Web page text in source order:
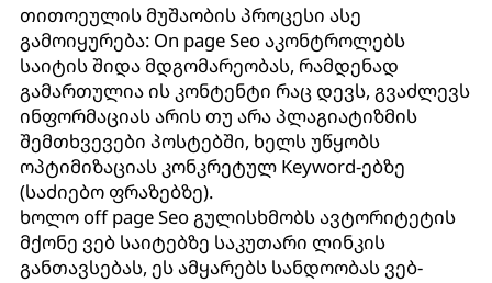
თითოეულის მუშაობის პროცესი ასე
გამოიყურება: On page Seo აკონტროლებს
საიტის შიდა მდგომარეობას, რამდენად
გამართულია ის კონტენტი რაც დევს, გვაძლევს
ინფორმაციას არის თუ არა პლაგიატიზმის
შემთხვევები პოსტებში, ხელს უწყობს
ოპტიმიზაციას კონკრეტულ Keyword-ებზე
(საძიებო ფრაზებზე).
ხოლო off page Seo გულისხმობს ავტორიტეტის
მქონე ვებ საიტებზე საკუთარი ლინკის
განთავსებას, ეს ამყარებს სანდოობას ვებ-